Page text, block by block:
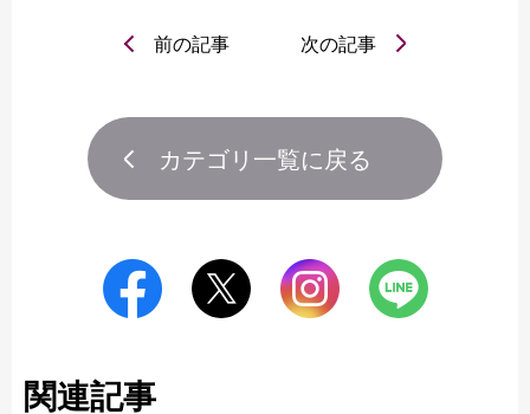
前の記事 次の記事
カテゴリ一覧に戻る
関連記事